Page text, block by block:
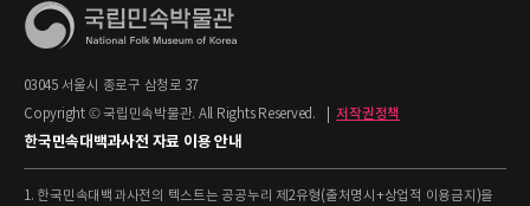
03045 서울시 종로구 삼청로 37
Copyright © 국립민속박물관. All Rights Reserved.
저작권정책
한국민속대백과사전 자료 이용 안내
1. 한국민속대백과사전의 텍스트는 공공누리 제2유형(출처명시+상업적 이용금지)을